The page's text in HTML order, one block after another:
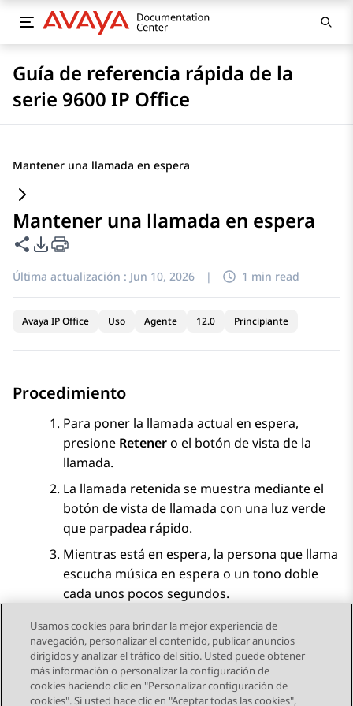
Guía de referencia rápida de la
serie 9600 IP Office
Mantener una llamada en espera
Mantener una llamada en espera
Compartir esta página
Opciones de exportación de PDF
Última actualización : Jun 10, 2026 | 1 min read
Avaya IP Office Uso Agente 12.0 Principiante
Procedimiento
Para poner la llamada actual en espera,
presione Retenero el botón de vista de la
llamada.
La llamada retenida se muestra mediante el
botón de vista de llamada con una luz verde
que parpadea rápido.
Mientras está en espera, la persona que llama
escucha música en espera o un tono doble
cada unos pocos segundos.
Send Feedback
Usamos cookies para brindar la mejor experiencia de
navegación, personalizar el contenido, publicar anuncios
dirigidos y analizar el tráfico del sitio. Usted puede obtener
más información o personalizar la configuración de
cookies haciendo clic en "Personalizar configuración de
cookies". Si usted hace clic en "Aceptar todas las cookies",